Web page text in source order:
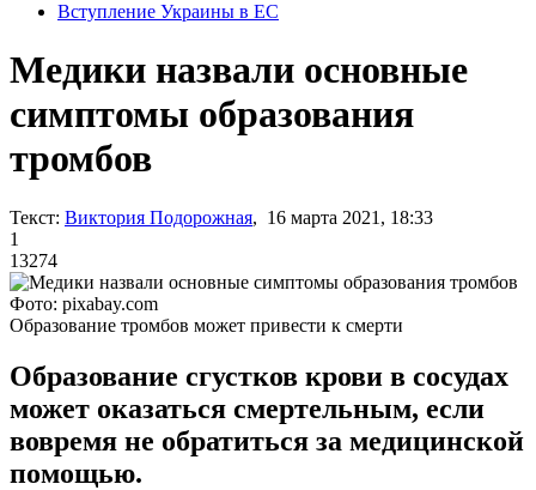
Вступление Украины в ЕС
Медики назвали основные
симптомы образования
тромбов
Текст: Виктория Подорожная, 16 марта 2021, 18:33
1
13274
Фото: pixabay.com
Образование тромбов может привести к смерти
Образование сгустков крови в сосудах
может оказаться смертельным, если
вовремя не обратиться за медицинской
помощью.